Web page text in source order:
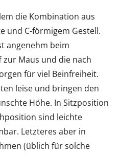
die Kombination aus
und C-förmigem Gestell.
angenehm beim
Maus und die nach
für viel Beinfreiheit.
leise und bringen den
Höhe. In Sitzposition
sind leichte
Letzteres aber in
(üblich für solche